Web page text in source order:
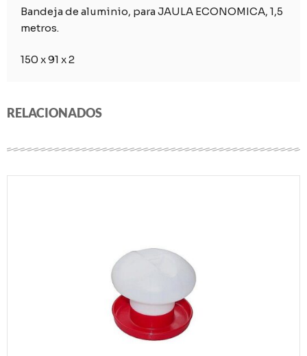
Bandeja de aluminio, para JAULA ECONOMICA, 1,5
metros.
150 x 91 x 2
RELACIONADOS